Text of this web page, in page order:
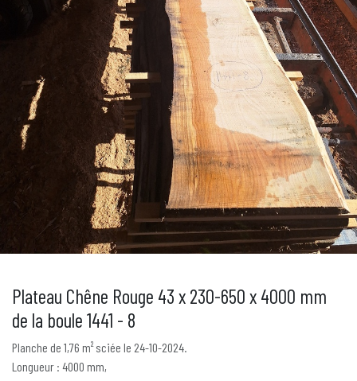
Plateau Chêne Rouge 43 x 230-650 x 4000 mm
de la boule 1441 - 8
Planche de 1,76 m² sciée le 24-10-2024.
Longueur : 4000 mm,